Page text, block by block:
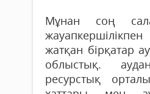
Мұнан соң
жатқан бірқатар
облыстық.
ресурстық